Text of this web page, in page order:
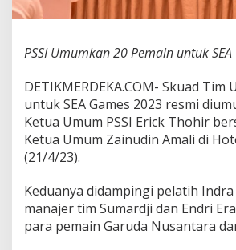
t
k
A
G
a
m
0
2
3
PSSI Umumkan 20 Pemain untuk
DETIKMERDEKA.COM- Skuad Tim
untuk SEA Games 2023 resmi
Ketua Umum PSSI Erick Thohir
Ketua Umum Zainudin Amali di
(21/4/23).
Keduanya didampingi pelatih
manajer tim Sumardji dan Endri
para pemain Garuda Nusantara